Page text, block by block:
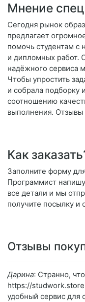
Мнение
Сегодня рынок
предлагает
помочь студентам с
и дипломных работ.
надёжного сервиса
Чтобы упростить
и собрала подборку
соотношению
выполнения.
Как
Заполните форму
Программист
все детали и мы
получите посылку и
Отзывы
Дарина: Странно,
https://
удобный сервис для